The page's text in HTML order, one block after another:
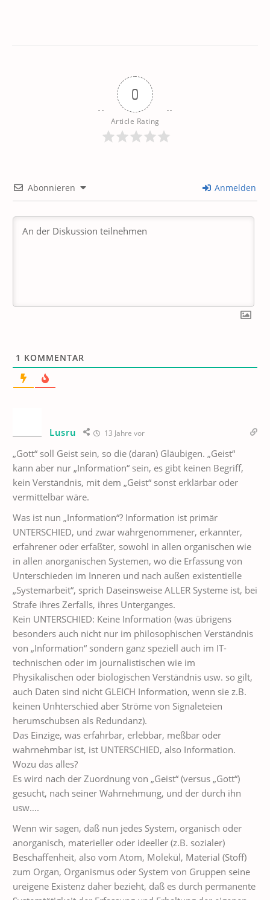
0
Article Rating
Abonnieren Anmelden
1 KOMMENTAR
Lusru 13 Jahre vor
„Gott“ soll Geist sein, so die (daran) Gläubigen. „Geist“
kann aber nur „Information“ sein, es gibt keinen Begriff,
kein Verständnis, mit dem „Geist“ sonst erklärbar oder
vermittelbar wäre.
Was ist nun „Information“? Information ist primär
UNTERSCHIED, und zwar wahrgenommener, erkannter,
erfahrener oder erfaßter, sowohl in allen organischen wie
in allen anorganischen Systemen, wo die Erfassung von
Unterschieden im Inneren und nach außen existentielle
„Systemarbeit“, sprich Daseinsweise ALLER Systeme ist, bei
Strafe ihres Zerfalls, ihres Unterganges.
Kein UNTERSCHIED: Keine Information (was übrigens
besonders auch nicht nur im philosophischen Verständnis
von „Information“ sondern ganz speziell auch im IT-
technischen oder im journalistischen wie im
Physikalischen oder biologischen Verständnis usw. so gilt,
auch Daten sind nicht GLEICH Information, wenn sie z.B.
keinen Unhterschied aber Ströme von Signaleteien
herumschubsen als Redundanz).
Das Einzige, was erfahrbar, erlebbar, meßbar oder
wahrnehmbar ist, ist UNTERSCHIED, also Information.
Wozu das alles?
Es wird nach der Zuordnung von „Geist“ (versus „Gott“)
gesucht, nach seiner Wahrnehmung, und der durch ihn
usw….
Wenn wir sagen, daß nun jedes System, organisch oder
anorganisch, materieller oder ideeller (z.B. sozialer)
Beschaffenheit, also vom Atom, Molekül, Material (Stoff)
zum Organ, Organismus oder System von Gruppen seine
ureigene Existenz daher bezieht, daß es durch permanente